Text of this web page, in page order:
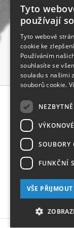
Tyto
používají
Tyto webové
cookie ke
Používáním
souhlasíte se
souladu s našimi
souborů cookie.
SOUBORY
FUNKČNÍ
VŠE PŘIJMOUT